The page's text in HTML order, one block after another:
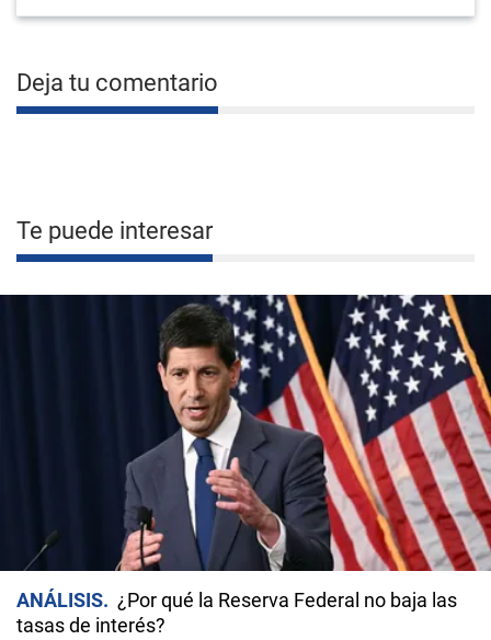
Deja tu comentario
Te puede interesar
ANÁLISIS
¿Por qué la Reserva Federal no baja las
tasas de interés?